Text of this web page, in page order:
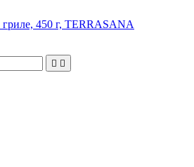
450 г, TERRASANA
 